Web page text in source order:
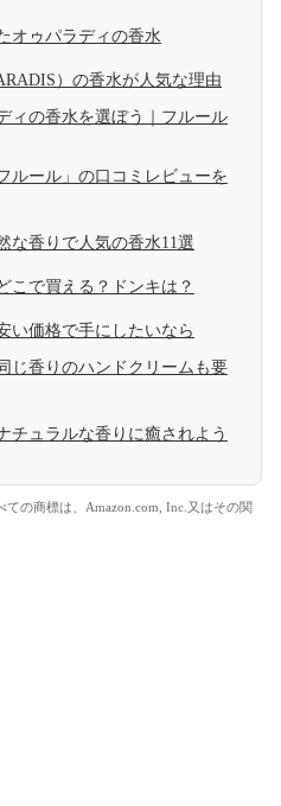
オゥパラディの香水
）の香水が人気な理由
ィの香水を選ぼう｜フルール
ルール」の口コミレビューを
な香りで人気の香水11選
こで買える？ドンキは？
い価格で手にしたいなら
じ香りのハンドクリームも要
チュラルな香りに癒されよう
の商標は、Amazon.com, Inc.又はその関